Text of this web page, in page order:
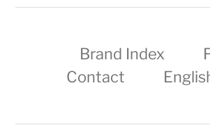
Brand Index
Contact